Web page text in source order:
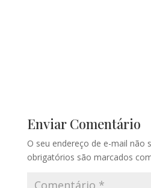
Enviar Comentário
O seu endereço de e-mail não
obrigatórios são marcados